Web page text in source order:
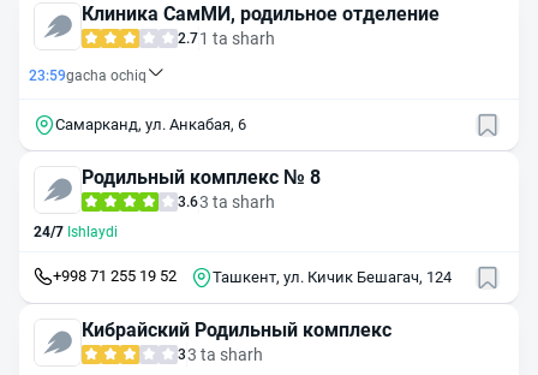
Клиника СамМИ, родильное отделение
2.71 ta sharh
23:59gacha ochiq
Самарканд, ул. Анкабая, 6
Родильный комплекс № 8
3.63 ta sharh
24/7 Ishlaydi
+998 71 255 19 52 Ташкент, ул. Кичик Бешагач, 124
Кибрайский Родильный комплекс
33 ta sharh